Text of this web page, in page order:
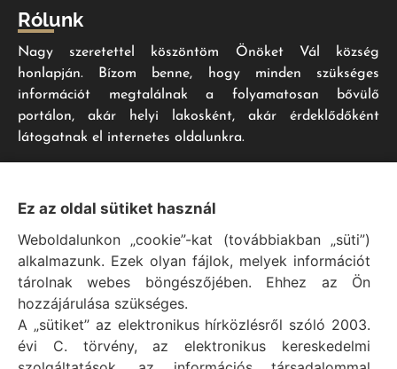
Rólunk
Nagy szeretettel köszöntöm Önöket Vál község
honlapján. Bízom benne, hogy minden szükséges
információt megtalálnak a folyamatosan bővülő
portálon, akár helyi lakosként, akár érdeklődőként
látogatnak el internetes oldalunkra.
Impresszum
Vál Község Önkormányzat hivatalos honlapja
Vál Község Önkormányzat © 1996 - 2020
Adószám: 15727079-2-07
Adatvédelmi tájékoztató
Felelős: Bechtold Tamás polgármester
Ez az oldal sütiket használ
Weboldalunkon „cookie”-kat (továbbiakban „süti”)
alkalmazunk. Ezek olyan fájlok, melyek információt
tárolnak webes böngészőjében. Ehhez az Ön
hozzájárulása szükséges.
A „sütiket” az elektronikus hírközlésről szóló 2003.
évi C. törvény, az elektronikus kereskedelmi